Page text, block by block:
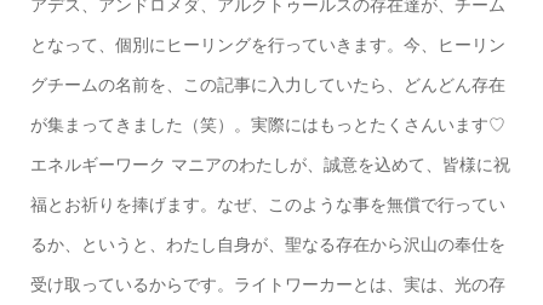
アデス、アンドロメダ、アルクトゥールスの存在達が、チーム
となって、個別にヒーリングを行っていきます。今、ヒーリン
グチームの名前を、この記事に入力していたら、どんどん存在
が集まってきました（笑）。実際にはもっとたくさんいます♡
エネルギーワーク マニアのわたしが、誠意を込めて、皆様に祝
福とお祈りを捧げます。なぜ、このような事を無償で行ってい
るか、というと、わたし自身が、聖なる存在から沢山の奉仕を
受け取っているからです。ライトワーカーとは、実は、 光の存